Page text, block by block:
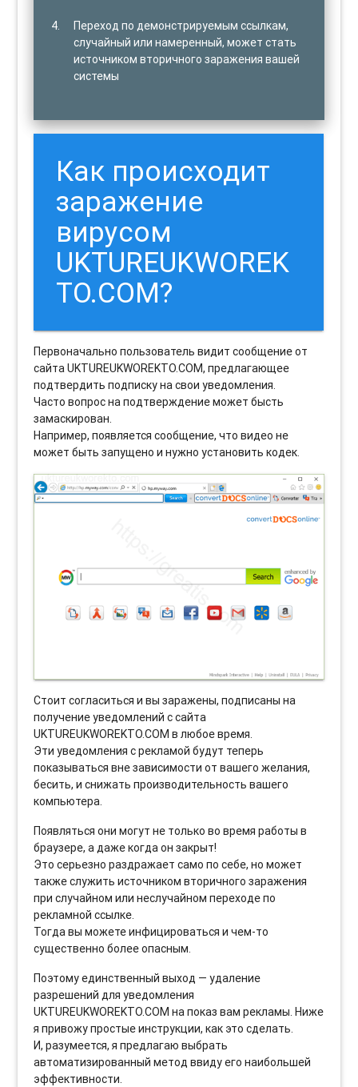
Переход по демонстрируемым ссылкам,
случайный или намеренный, может стать
источником вторичного заражения вашей
системы
Как происходит
заражение
вирусом
UKTUREUKWOREK
TO.COM?
Первоначально пользователь видит сообщение от
сайта UKTUREUKWOREKTO.COM, предлагающее
подтвердить подписку на свои уведомления.
Часто вопрос на подтверждение может бысть
замаскирован.
Например, появляется сообщение, что видео не
может быть запущено и нужно установить кодек.
Стоит согласиться и вы заражены, подписаны на
получение уведомлений с сайта
UKTUREUKWOREKTO.COM в любое время.
Эти уведомления с рекламой будут теперь
показываться вне зависимости от вашего желания,
бесить, и снижать производительность вашего
компьютера.
Появляться они могут не только во время работы в
браузере, а даже когда он закрыт!
Это серьезно раздражает само по себе, но может
также служить источником вторичного заражения
при случайном или неслучайном переходе по
рекламной ссылке.
Тогда вы можете инфицироваться и чем-то
существенно более опасным.
Поэтому единственный выход — удаление
разрешений для уведомления
UKTUREUKWOREKTO.COM на показ вам рекламы. Ниже
я привожу простые инструкции, как это сделать.
И, разумеется, я предлагаю выбрать
автоматизированный метод ввиду его наибольшей
эффективности.